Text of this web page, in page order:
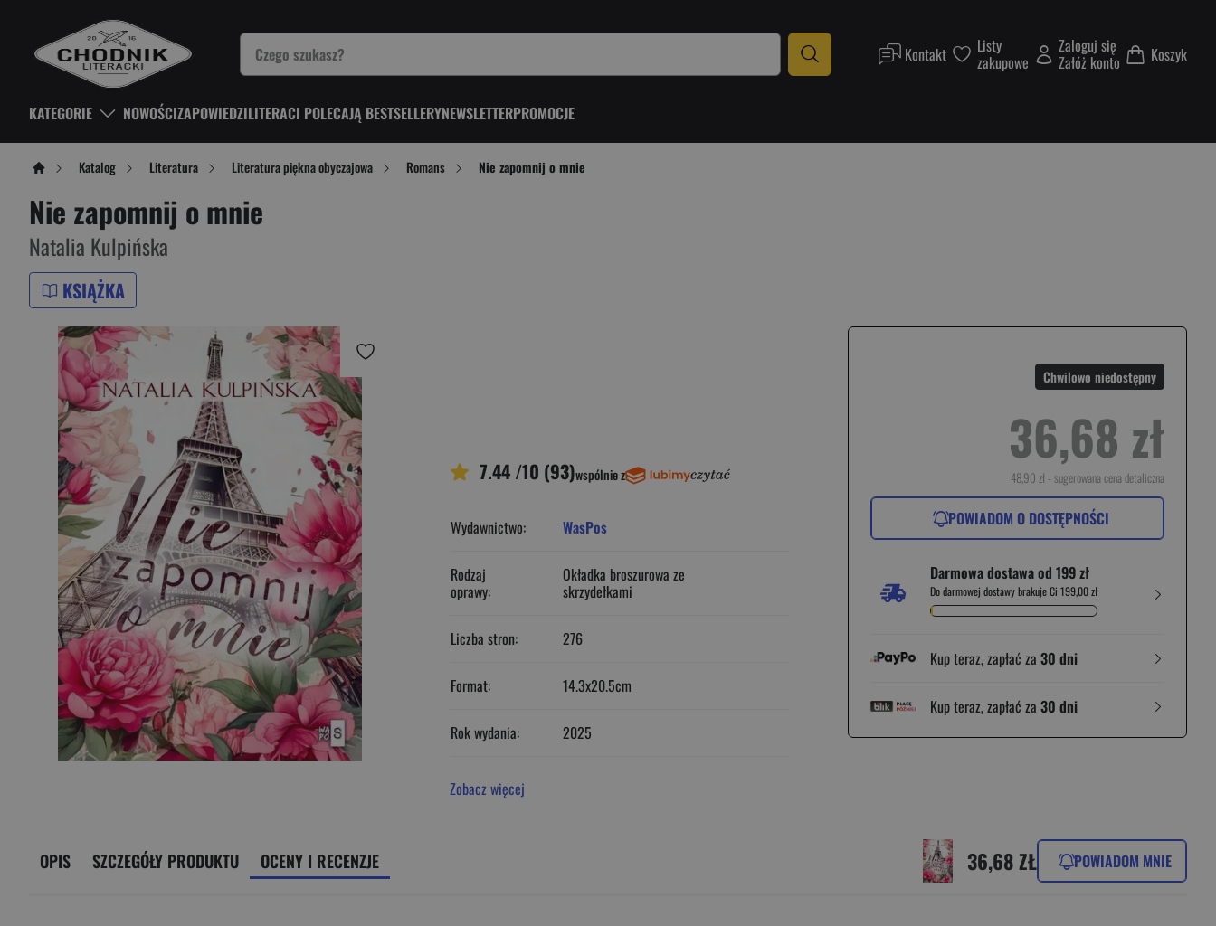
Kontakt Listy
zakupowe
Zaloguj się
Załóż konto Koszyk
KATEGORIE NOWOŚCIZAPOWIEDZILITERACI POLECAJĄ BESTSELLERYNEWSLETTERPROMOCJE
Katalog Literatura Literatura piękna obyczajowa Romans Nie zapomnij o mnie
Nie zapomnij o mnie
Natalia Kulpińska
KSIĄŻKA
Chwilowo niedostępny
36,68 zł
48,90 zł - sugerowana cena detaliczna
POWIADOM O DOSTĘPNOŚCI
Darmowa dostawa od 199 zł
Do darmowej dostawy brakuje Ci 199,00 zł
Kup teraz, zapłać za 30 dni
Kup teraz, zapłać za 30 dni
7.44 /10 (93)wspólnie z
Wydawnictwo: WasPos
Rodzaj
oprawy:
Okładka broszurowa ze
skrzydełkami
Liczba stron: 276
Format: 14.3x20.5cm
Rok wydania: 2025
Zobacz więcej
OPIS SZCZEGÓŁY PRODUKTU OCENY I RECENZJE 36,68 ZŁ POWIADOM MNIE